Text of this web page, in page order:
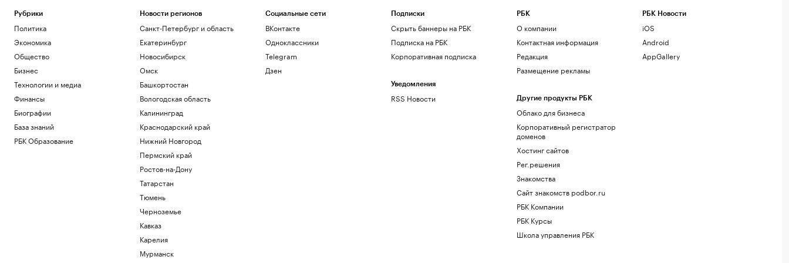
РБК и Stone
Чему и как сегодня учат топ-
менеджеров: тренды EdTech для
управленцев
Как металлургия и горная добыча стали
главными драйверами реального ESG
Отрасли
Как Трамп решил положить конец
«родильному туризму» в США
Ахмату Кадырову присвоили звание
Рубрики
Политика
Экономика
Общество
Бизнес
Технологии и медиа
Финансы
Биографии
База знаний
РБК Образование
Новости регионов
Санкт-Петербург и область
Екатеринбург
Новосибирск
Омск
Башкортостан
Вологодская область
Калининград
Краснодарский край
Нижний Новгород
Пермский край
Ростов-на-Дону
Татарстан
Тюмень
Черноземье
Кавказ
Карелия
Мурманск
Социальные сети
ВКонтакте
Одноклассники
Telegram
Дзен
Подписки
Скрыть баннеры на РБК
Подписка на РБК
Корпоративная подписка
Уведомления
RSS Новости
РБК
О компании
Контактная информация
Редакция
Размещение рекламы
Другие продукты РБК
Облако для бизнеса
Корпоративный регистратор
доменов
Хостинг сайтов
Рег.решения
Знакомства
Сайт знакомств podbor.ru
РБК Компании
РБК Курсы
Школа управления РБК
РБК Новости
iOS
Android
AppGallery